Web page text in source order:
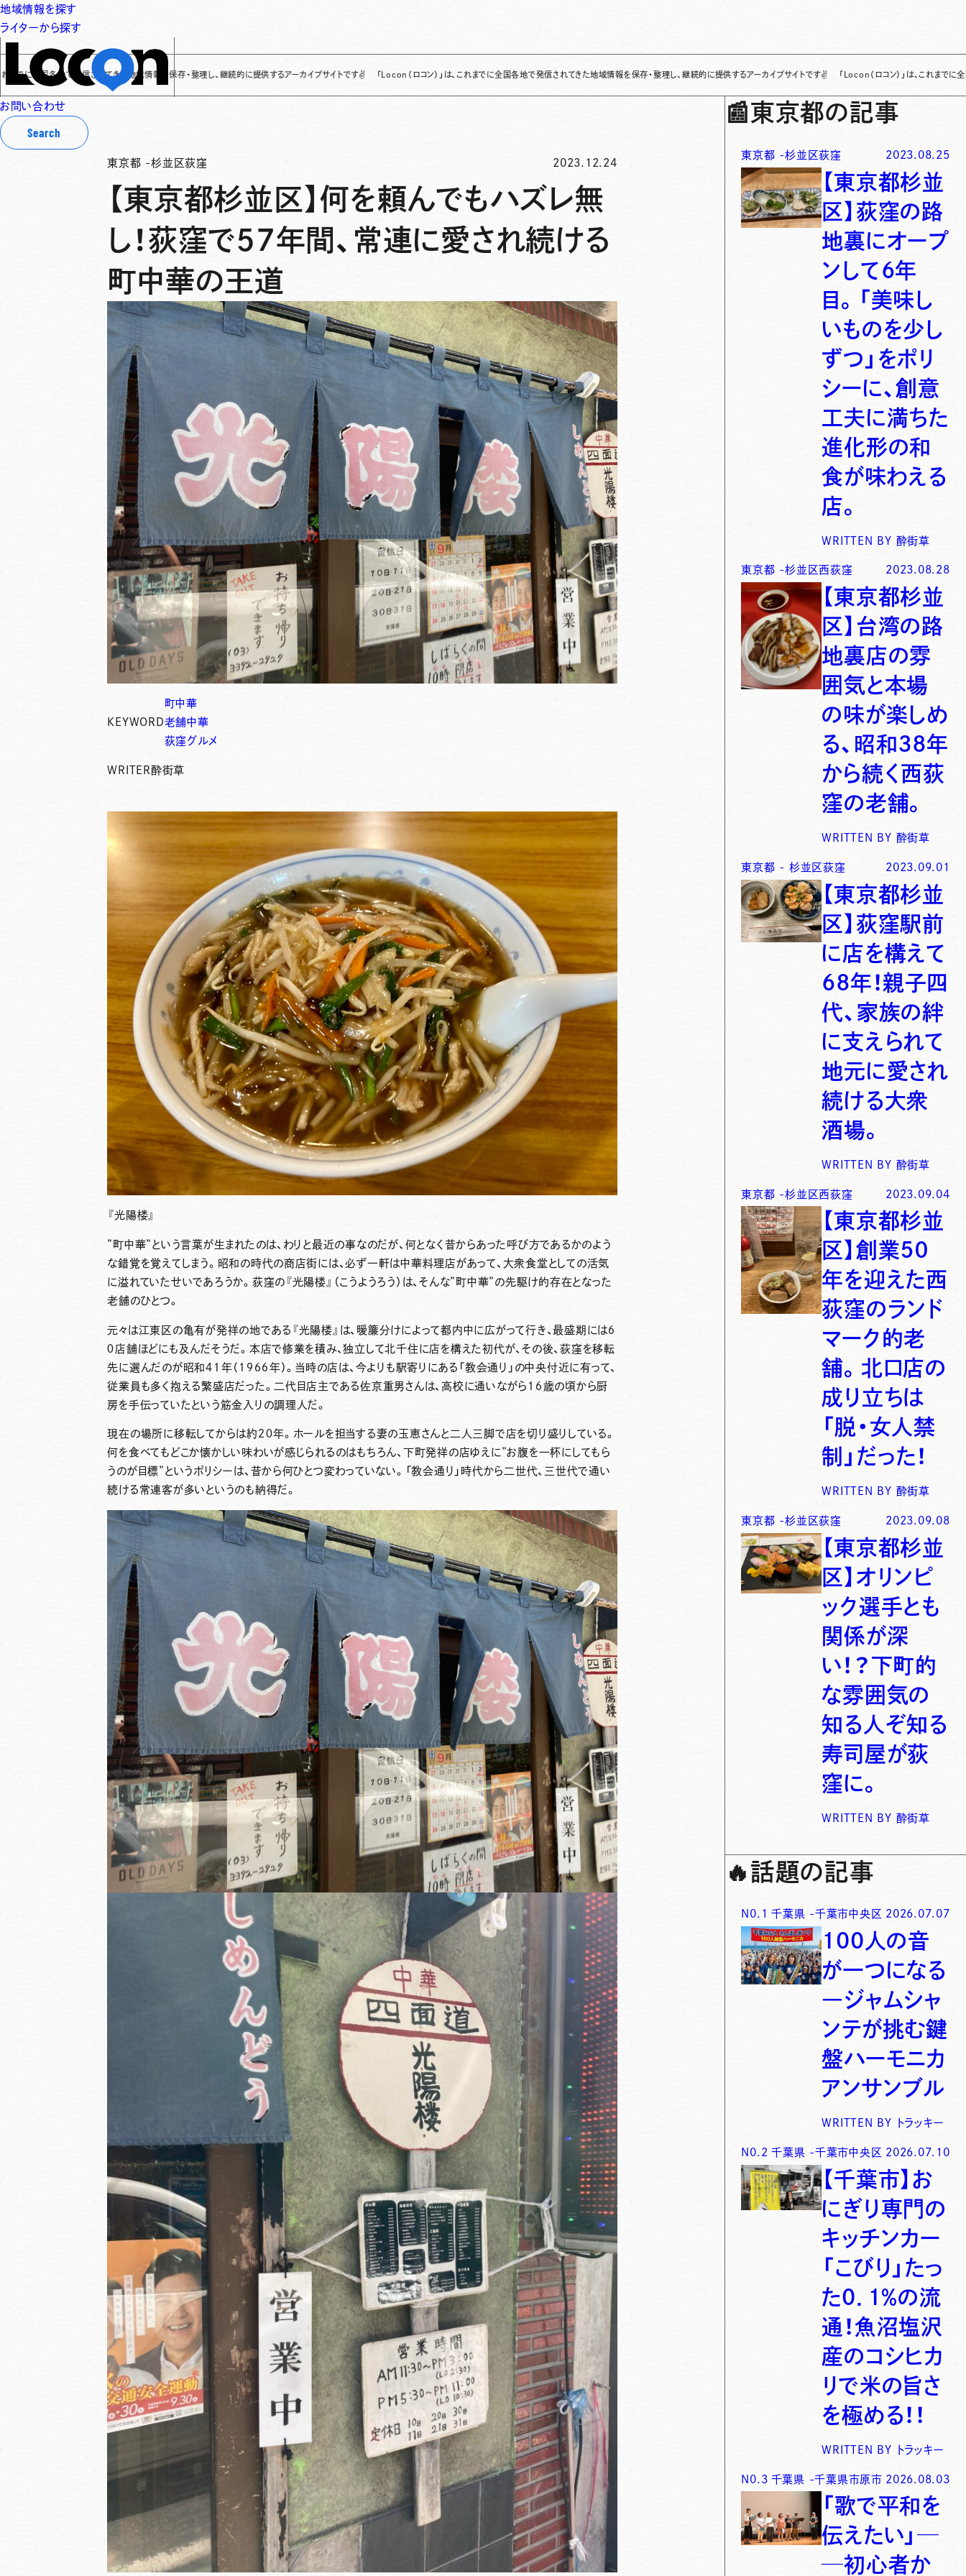
地域情報を探す
ライターから探す
お問い合わせ
Search
各地で発信されてきた地域情報を保存・整理し、継続的に提供するアーカイブサイトです✌ 「Locon（ロコン）」は、これまでに全国各地で発信されてきた地域情報を保存・整理し、継続的に提供するアーカイブサイトです✌ 「Locon（ロコン）」は、これまでに全国各地で発
東京都 -杉並区荻窪 2023.12.24
【東京都杉並区】何を頼んでもハズレ無
し！荻窪で５７年間、常連に愛され続ける
町中華の王道
KEYWORD
町中華
老舗中華
荻窪グルメ
WRITER酔街草
『光陽楼』
”町中華”という言葉が生まれたのは、わりと最近の事なのだが、何となく昔からあった呼び方であるかのよう
な錯覚を覚えてしまう。昭和の時代の商店街には、必ず一軒は中華料理店があって、大衆食堂としての活気
に溢れていたせいであろうか。荻窪の『光陽楼』（こうようろう）は、そんな”町中華”の先駆け的存在となった
老舗のひとつ。
元々は江東区の亀有が発祥の地である『光陽楼』は、暖簾分けによって都内中に広がって行き、最盛期には６
０店舗ほどにも及んだそうだ。本店で修業を積み、独立して北千住に店を構えた初代が、その後、荻窪を移転
先に選んだのが昭和４１年（１９６６年）。当時の店は、今よりも駅寄りにある「教会通り」の中央付近に有って、
従業員も多く抱える繁盛店だった。二代目店主である佐京重男さんは、高校に通いながら１６歳の頃から厨
房を手伝っていたという筋金入りの調理人だ。
現在の場所に移転してからは約２０年。ホールを担当する妻の玉恵さんと二人三脚で店を切り盛りしている。
何を食べてもどこか懐かしい味わいが感じられるのはもちろん、下町発祥の店ゆえに”お腹を一杯にしてもら
うのが目標”というポリシーは、昔から何ひとつ変わっていない。「教会通り」時代から二世代、三世代で通い
続ける常連客が多いというのも納得だ。
📰東京都の記事
東京都 -杉並区荻窪 2023.08.25
【東京都杉並
区】荻窪の路
地裏にオープ
ンして６年
目。「美味し
いものを少し
ずつ」をポリ
シーに、創意
工夫に満ちた
進化形の和
食が味わえる
店。
WRITTEN BY 酔街草
東京都 -杉並区西荻窪 2023.08.28
【東京都杉並
区】台湾の路
地裏店の雰
囲気と本場
の味が楽しめ
る、昭和３８年
から続く西荻
窪の老舗。
WRITTEN BY 酔街草
東京都 - 杉並区荻窪 2023.09.01
【東京都杉並
区】荻窪駅前
に店を構えて
６８年！親子四
代、家族の絆
に支えられて
地元に愛され
続ける大衆
酒場。
WRITTEN BY 酔街草
東京都 -杉並区西荻窪 2023.09.04
【東京都杉並
区】創業５０
年を迎えた西
荻窪のランド
マーク的老
舗。北口店の
成り立ちは
「脱・女人禁
制」だった！
WRITTEN BY 酔街草
東京都 -杉並区荻窪 2023.09.08
【東京都杉並
区】オリンピ
ック選手とも
関係が深
い！？下町的
な雰囲気の
知る人ぞ知る
寿司屋が荻
窪に。
WRITTEN BY 酔街草
🔥 話題の記事
N0. 1 千葉県 -千葉市中央区 2026.07.07
100人の音
が一つになる
―ジャムシャ
ンテが挑む鍵
盤ハーモニカ
アンサンブル
WRITTEN BY トラッキー
N0. 2 千葉県 -千葉市中央区 2026.07.10
【千葉市】お
にぎり専門の
キッチンカー
「こびり」たっ
た0．1％の流
通！魚沼塩沢
産のコシヒカ
リで米の旨さ
を極める！！
WRITTEN BY トラッキー
N0. 3 千葉県 -千葉県市原市 2026.08.03
「歌で平和を
伝えたい」─
─初心者か